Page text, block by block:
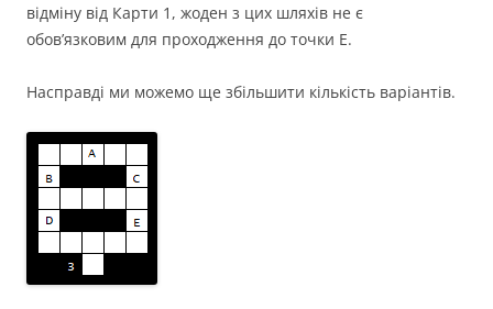
відміну від Карти 1, жоден з цих шляхів не є
обовʼязковим для проходження до точки E.
Насправді ми можемо ще збільшити кількість варіантів.